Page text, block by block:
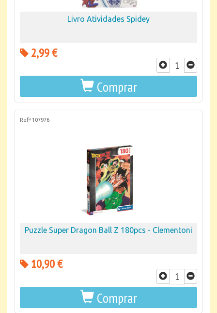
Livro Atividades Spidey
2,99 €
Comprar
Refª 107976
Puzzle Super Dragon Ball Z 180pcs - Clementoni
10,90 €
Comprar